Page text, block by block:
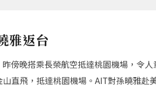
雅返台
傍晚搭乘長榮航空抵達桃園機場，令
直飛，抵達桃園機場。AIT對孫曉雅赴